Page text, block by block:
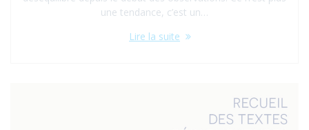
une tendance, c’est un…
Lire la suite